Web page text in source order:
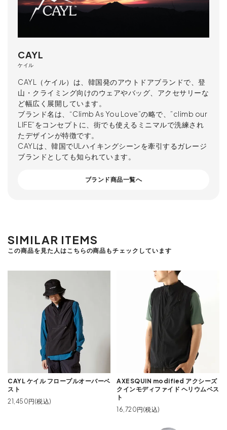
CAYL
ケイル
CAYL（ケイル）は、韓国発のアウトドアブランドで、登
山・クライミング向けのウェアやバッグ、アクセサリーな
ど幅広く展開しています。
ブランド名は、“Climb As You Love”の略で、”climb our
LIFE”をコンセプトに、街でも使えるミニマルで洗練され
たデザインが特徴です。
CAYLは、韓国でULハイキングシーンを牽引するガレージ
ブランドとしても知られています。
ブランド商品一覧へ
SIMILAR ITEMS
この商品を見た人はこちらの商品もチェックしています
CAYL ケイル フロープルオーバーベ
スト
21,450円(税込)
AXESQUIN modified アクシーズ
クインモディファイド ヘリウムベス
ト
16,720円(税込)